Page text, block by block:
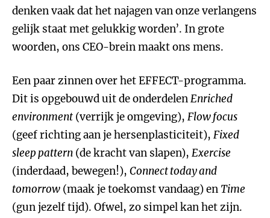
denken vaak dat het najagen van onze verlangens
gelijk staat met gelukkig worden’. In grote
woorden, ons CEO-brein maakt ons mens.
Een paar zinnen over het EFFECT-programma.
Dit is opgebouwd uit de onderdelenEnriched
environment (verrijk je omgeving), Flow focus
(geef richting aan je hersenplasticiteit), Fixed
sleep pattern (de kracht van slapen), Exercise
(inderdaad, bewegen!), Connect today and
tomorrow (maak je toekomst vandaag) en Time
(gun jezelf tijd). Ofwel, zo simpel kan het zijn.